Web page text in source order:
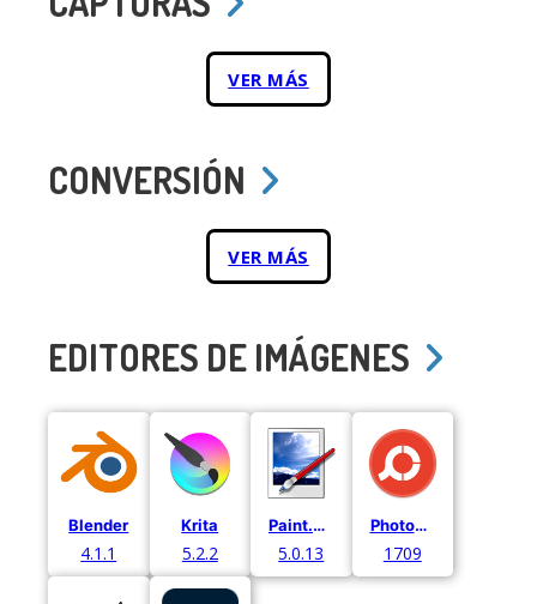
VER MÁS
CONVERSIÓN
VER MÁS
EDITORES DE IMÁGENES
Blender
4.1.1
Krita
5.2.2
Paint.NET
5.0.13
PhotoScape X
1709